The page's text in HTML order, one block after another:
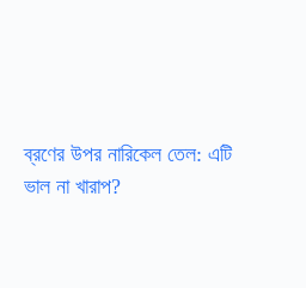
ব্রণের উপর নারিকেল তেল: এটি
ভাল না খারাপ?